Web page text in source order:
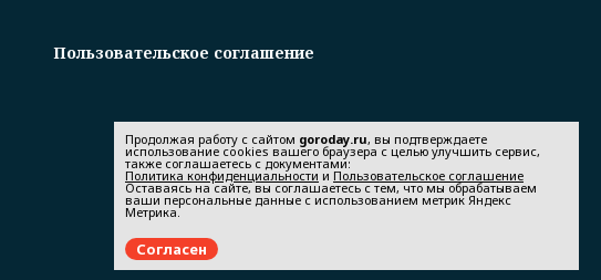
Пользовательское соглашение
Продолжая работу с сайтом goroday.ru, вы подтверждаете
использование cookies вашего браузера с целью улучшить сервис,
также соглашаетесь с документами:
Политика конфиденциальности и Пользовательское соглашение
Оставаясь на сайте, вы соглашаетесь с тем, что мы обрабатываем
ваши персональные данные с использованием метрик Яндекс
Метрика.
Согласен